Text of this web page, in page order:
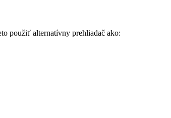
použiť alternatívny prehliadač ako: